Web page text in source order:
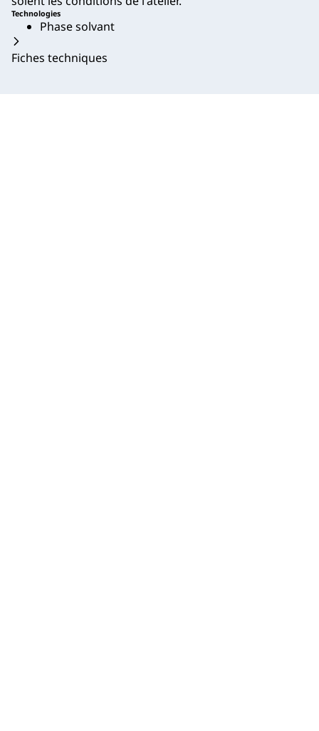
Technologies
Phase solvant
Fiches techniques